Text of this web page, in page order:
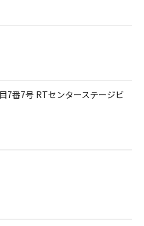
7番7号 RTセンターステージビ